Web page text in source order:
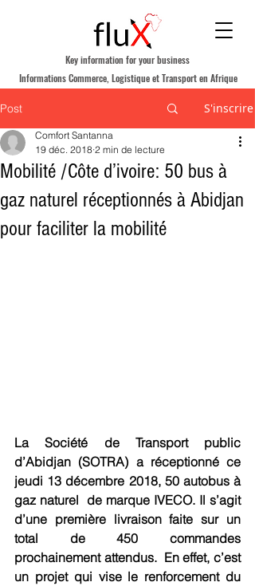
Informations Commerce, Logistique et Transport en Afrique
Key information for your business
Post S'inscrire
Mobilité /Côte d’ivoire: 50 bus à
gaz naturel réceptionnés à Abidjan
pour faciliter la mobilité
Comfort Santanna
19 déc. 2018 2 min de lecture
La Société de Transport public
d’Abidjan (SOTRA) a réceptionné ce
jeudi 13 décembre 2018, 50 autobus à
gaz naturel  de marque IVECO. Il s’agit
d’une première livraison faite sur un
total de 450 commandes
prochainement attendus.  En effet, c’est
un projet qui vise le renforcement du